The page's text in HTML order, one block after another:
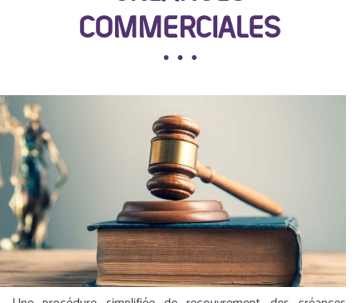
COMMERCIALES